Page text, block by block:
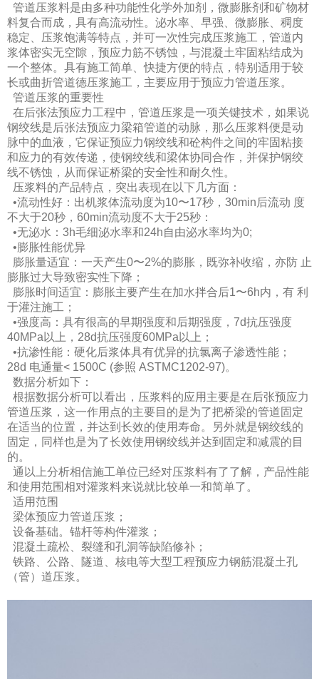
管道压浆料是由多种功能性化学外加剂，微膨胀剂和矿物材
料复合而成，具有高流动性。泌水率、早强、微膨胀、稠度
稳定、压浆饱满等特点，并可一次性完成压浆施工，管道内
浆体密实无空隙，预应力筋不锈蚀，与混凝土牢固粘结成为
一个整体。具有施工简单、快捷方便的特点，特别适用于较
长或曲折管道德压浆施工，主要应用于预应力管道压浆。
管道压浆的重要性
在后张法预应力工程中，管道压浆是一项关键技术，如果说
钢绞线是后张法预应力梁箱管道的动脉，那么压浆料便是动
脉中的血液，它保证预应力钢绞线和砼构件之间的牢固粘接
和应力的有效传递，使钢绞线和梁体协同合作，并保护钢绞
线不锈蚀，从而保证桥梁的安全性和耐久性。
压浆料的产品特点，突出表现在以下几方面：
•流动性好：出机浆体流动度为10〜17秒，30min后流动 度
不大于20秒，60min流动度不大于25秒：
•无泌水：3h毛细泌水率和24h自由泌水率均为0;
•膨胀性能优异
膨胀量适宜：一天产生0〜2%的膨胀，既弥补收缩，亦防 止
膨胀过大导致密实性下降；
膨胀时间适宜：膨胀主要产生在加水拌合后1〜6h内，有 利
于灌注施工；
•强度高：具有很高的早期强度和后期强度，7d抗压强度
40MPa以上，28d抗压强度60MPa以上；
•抗渗性能：硬化后浆体具有优异的抗氯离子渗透性能；
28d 电通量< 1500C (参照 ASTMC1202-97)。
数据分析如下：
根据数据分析可以看出，压浆料的应用主要是在后张预应力
管道压浆，这一作用点的主要目的是为了把桥梁的管道固定
在适当的位置，并达到长效的使用寿命。另外就是钢绞线的
固定，同样也是为了长效使用钢绞线并达到固定和减震的目
的。
通以上分析相信施工单位已经对压浆料有了了解，产品性能
和使用范围相对灌浆料来说就比较单一和简单了。
适用范围
梁体预应力管道压浆；
设备基础。锚杆等构件灌浆；
混凝土疏松、裂缝和孔洞等缺陷修补；
铁路、公路、隧道、核电等大型工程预应力钢筋混凝土孔
（管）道压浆。